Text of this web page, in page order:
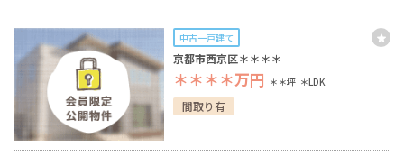
中古一戸建て
京都市西京区＊＊＊＊
＊＊＊＊万円 ＊＊坪 ＊LDK
間取り有